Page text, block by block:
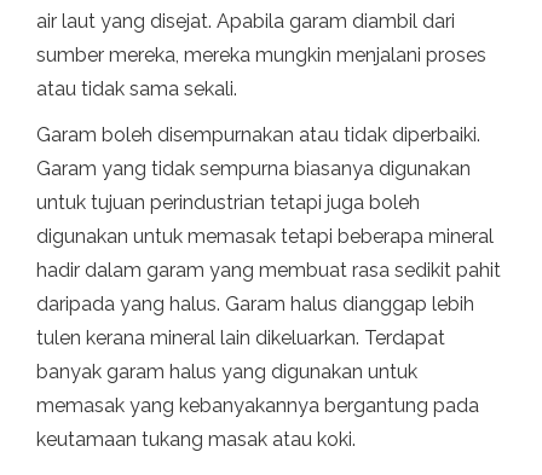
air laut yang disejat. Apabila garam diambil dari
sumber mereka, mereka mungkin menjalani proses
atau tidak sama sekali.
Garam boleh disempurnakan atau tidak diperbaiki.
Garam yang tidak sempurna biasanya digunakan
untuk tujuan perindustrian tetapi juga boleh
digunakan untuk memasak tetapi beberapa mineral
hadir dalam garam yang membuat rasa sedikit pahit
daripada yang halus. Garam halus dianggap lebih
tulen kerana mineral lain dikeluarkan. Terdapat
banyak garam halus yang digunakan untuk
memasak yang kebanyakannya bergantung pada
keutamaan tukang masak atau koki.